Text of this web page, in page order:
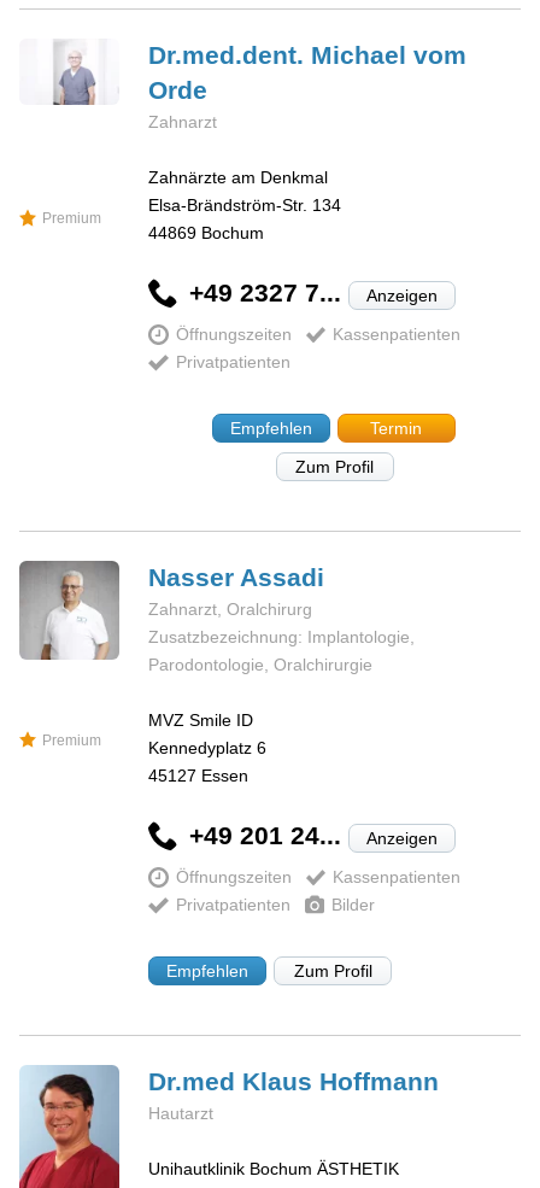
Premium
Dr.med.dent. Michaelvom
Orde
Zahnarzt
Zahnärzte am Denkmal
Elsa-Brändström-Str. 134
44869 Bochum
+49 2327 7... Anzeigen
Öffnungszeiten
Kassenpatienten
Privatpatienten
Empfehlen
Termin
Zum Profil
Premium
Nasser Assadi
Zahnarzt, Oralchirurg
Zusatzbezeichnung: Implantologie,
Parodontologie, Oralchirurgie
MVZ Smile ID
Kennedyplatz 6
45127 Essen
+49 201 24... Anzeigen
Öffnungszeiten
Kassenpatienten
Privatpatienten
Bilder
Empfehlen Zum Profil
Dr.med Klaus Hoffmann
Hautarzt
Unihautklinik Bochum ÄSTHETIK